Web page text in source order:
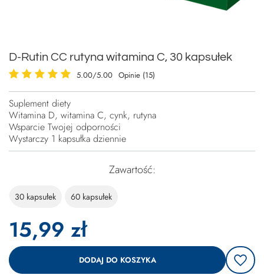
D-Rutin CC rutyna witamina C, 30 kapsułek
5.00/5.00 Opinie (15)
Suplement diety
Witamina D, witamina C, cynk, rutyna
Wsparcie Twojej odporności
Wystarczy 1 kapsułka dziennie
Zawartość
30 kapsułek 60 kapsułek
15,99 zł
DODAJ DO KOSZYKA